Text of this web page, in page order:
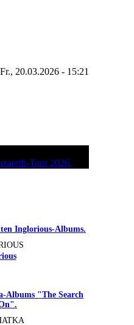
Fr., 20.03.2026 - 15:21